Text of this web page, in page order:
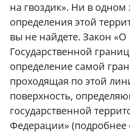
на гвоздик». Ни в одном
определения этой
вы не найдете. Закон «О
Государственной
определение самой
проходящая по этой
поверхность,
государственной
Федерации» (подробнее